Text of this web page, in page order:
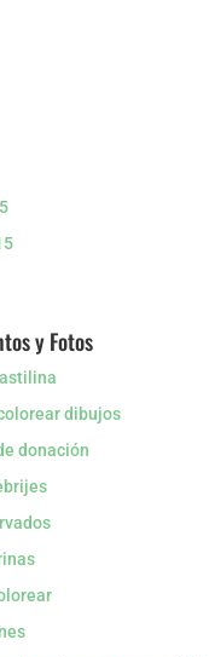
y Fotos
dibujos
donación